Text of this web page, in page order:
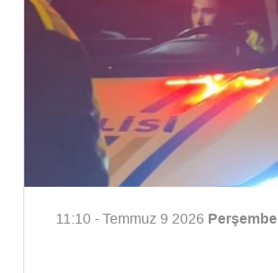
11:10 - Temmuz 9 2026 Perşembe